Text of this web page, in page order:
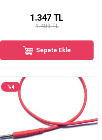
1.403 TL
1.347 TL
Sepete Ekle
%4